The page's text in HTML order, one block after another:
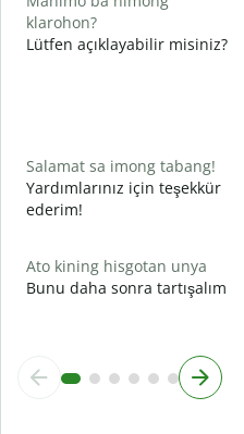
klarohon?
Lütfen açıklayabilir misiniz?
Salamat sa imong tabang!
Yardımlarınız için teşekkür
ederim!
Ato kining hisgotan unya
Bunu daha sonra tartışalım